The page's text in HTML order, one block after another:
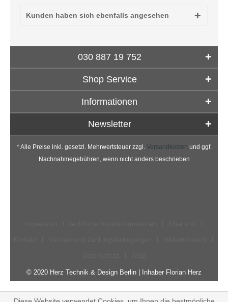
Kunden haben sich ebenfalls angesehen
030 887 19 752
Shop Service
Informationen
Newsletter
* Alle Preise inkl. gesetzl. Mehrwertsteuer zzgl. Versandkosten und ggf.
Nachnahmegebühren, wenn nicht anders beschrieben
© 2020 Herz Technik & Design Berlin | Inhaber Florian Herz